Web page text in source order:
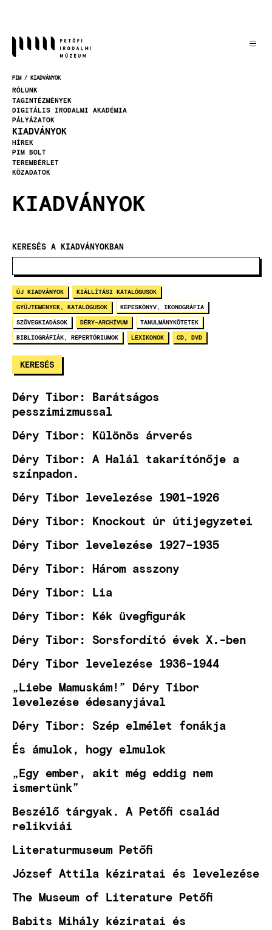
MORZSA
PIM KIADVÁNYOK
RÓLUNK
TAGINTÉZMÉNYEK
DIGITÁLIS IRODALMI AKADÉMIA
PÁLYÁZATOK
KIADVÁNYOK
HÍREK
PIM BOLT
TEREMBÉRLET
KÖZADATOK
KIADVÁNYOK
KERESÉS A KIADVÁNYOKBAN
ÚJ KIADVÁNYOK KIÁLLÍTÁSI KATALÓGUSOK
GYŰJTEMÉNYEK, KATALÓGUSOK KÉPESKÖNYV, IKONOGRÁFIA
SZÖVEGKIADÁSOK DÉRY-ARCHÍVUM TANULMÁNYKÖTETEK
BIBLIOGRÁFIÁK, REPERTÓRIUMOK LEXIKONOK CD, DVD
Déry Tibor: Barátságos
pesszimizmussal
Déry Tibor: Különös árverés
Déry Tibor: A Halál takarítónője a
színpadon.
Déry Tibor levelezése 1901–1926
Déry Tibor: Knockout úr útijegyzetei
Déry Tibor levelezése 1927–1935
Déry Tibor: Három asszony
Déry Tibor: Lia
Déry Tibor: Kék üvegfigurák
Déry Tibor: Sorsfordító évek X.-ben
Déry Tibor levelezése 1936-1944
„Liebe Mamuskám!” Déry Tibor
levelezése édesanyjával
Déry Tibor: Szép elmélet fonákja
És ámulok, hogy elmulok
„Egy ember, akit még eddig nem
ismertünk”
Beszélő tárgyak. A Petőfi család
relikviái
Literaturmuseum Petőfi
József Attila kéziratai és levelezése
The Museum of Literature Petőfi
Babits Mihály kéziratai és